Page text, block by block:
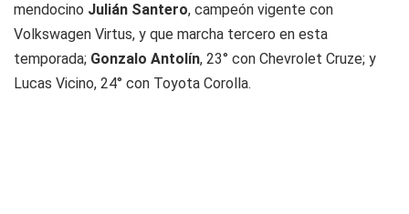
mendocino Julián Santero, campeón vigente con
Volkswagen Virtus, y que marcha tercero en esta
temporada; Gonzalo Antolín, 23° con Chevrolet Cruze; y
Lucas Vicino, 24° con Toyota Corolla.